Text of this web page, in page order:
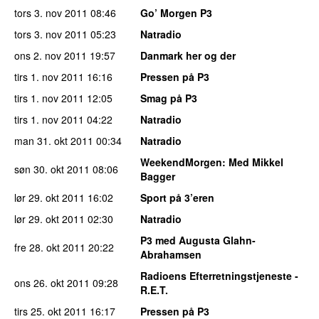
tors 3. nov 2011 08:46
Go’ Morgen P3
tors 3. nov 2011 05:23
Natradio
ons 2. nov 2011 19:57
Danmark her og der
tirs 1. nov 2011 16:16
Pressen på P3
tirs 1. nov 2011 12:05
Smag på P3
tirs 1. nov 2011 04:22
Natradio
man 31. okt 2011 00:34
Natradio
søn 30. okt 2011 08:06 WeekendMorgen: Med Mikkel
Bagger
lør 29. okt 2011 16:02
Sport på 3’eren
lør 29. okt 2011 02:30
Natradio
fre 28. okt 2011 20:22
P3 med Augusta Glahn-
Abrahamsen
ons 26. okt 2011 09:28
Radioens Efterretningstjeneste -
R.E.T.
tirs 25. okt 2011 16:17
Pressen på P3